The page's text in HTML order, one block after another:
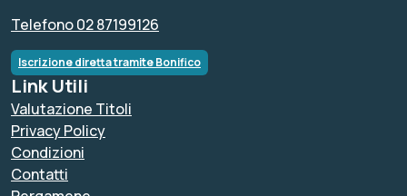
Telefono 02 87199126
Iscrizione diretta tramite Bonifico
Link Utili
Valutazione Titoli
Privacy Policy
Condizioni
Contatti